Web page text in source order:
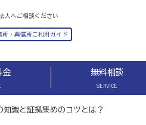
金 無料相談
SERVICE
識と証拠集めのコツとは？